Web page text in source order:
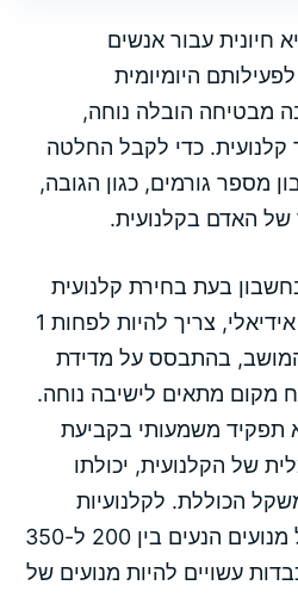
חיונית עבור אנשים
היומיומית
מבטיחה הובלה נוחה,
קלנועית. כדי לקבל החלטה
מספר גורמים, כגון הגובה,
האדם בקלנועית.
בעת בחירת קלנועית
הוא רוחב המושב. באופן אידיאלי, צריך להיות לפחות 1
בהתבסס על מדידת
מקום מתאים לישיבה נוחה.
תפקיד משמעותי בקביעת
של הקלנועית, יכולתו
הכוללת. לקלנועיות
קטנות יותר יש בדרך כלל מנועים הנעים בין 200 ל-350
עשויים להיות מנועים של